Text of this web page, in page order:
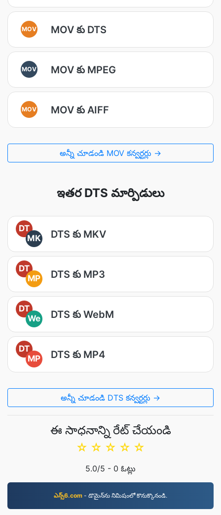
MOV MOV కు DTS
MOV MOV కు MPEG
MOV MOV కు AIFF
అన్నీ చూడండి MOV కన్వర్టర్లు →
ఇతర DTS మార్పిడులు
DT
MK
DTS కు MKV
DT
MP
DTS కు MP3
DT
We
DTS కు WebM
DT
MP
DTS కు MP4
అన్నీ చూడండి DTS కన్వర్టర్లు →
ఈ సాధనాన్ని రేట్ చేయండి
☆
☆
☆
☆
☆
5.0/5 - 0 ఓట్లు
ఎన్స్6.com - డొమైన్‌ను నిమిషంలో కొనుక్కొనండి.